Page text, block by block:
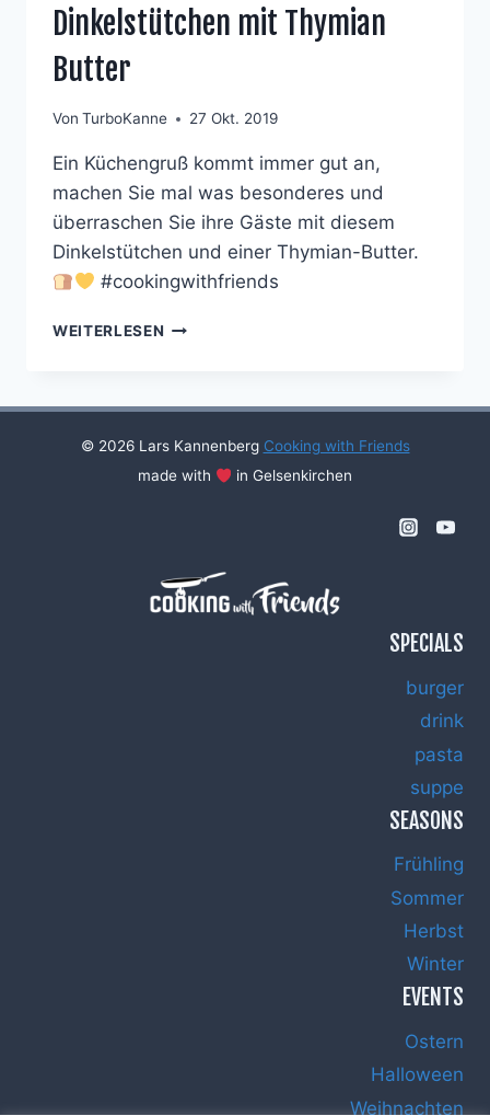
Dinkelstütchen mit Thymian
Butter
Von TurboKanne 27 Okt. 2019
Ein Küchengruß kommt immer gut an,
machen Sie mal was besonderes und
überraschen Sie ihre Gäste mit diesem
Dinkelstütchen und einer Thymian-Butter.
#cookingwithfriends
WEITERLESEN DINKELSTÜTCHEN
© 2026 Lars Kannenberg Cooking with Friends
made with
in Gelsenkirchen
SPECIALS
burger
drink
pasta
suppe
SEASONS
Frühling
Sommer
Herbst
Winter
EVENTS
Ostern
Halloween
Weihnachten